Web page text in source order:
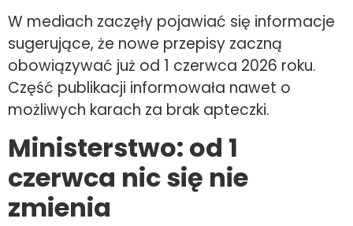
W mediach zaczęły pojawiać się informacje
sugerujące, że nowe przepisy zaczną
obowiązywać już od 1 czerwca 2026 roku.
Część publikacji informowała nawet o
możliwych karach za brak apteczki.
Ministerstwo: od 1
czerwca nic się nie
zmienia